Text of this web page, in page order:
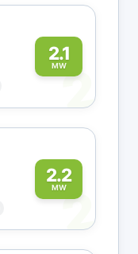
2.1
MW2
2.2
MW2